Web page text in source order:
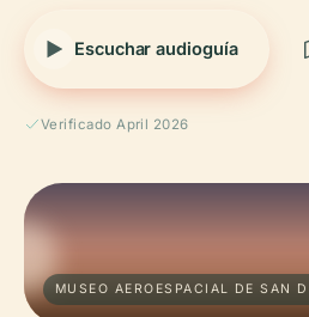
Escuchar audioguía
Verificado April 2026
MUSEO AEROESPACIAL DE SAN